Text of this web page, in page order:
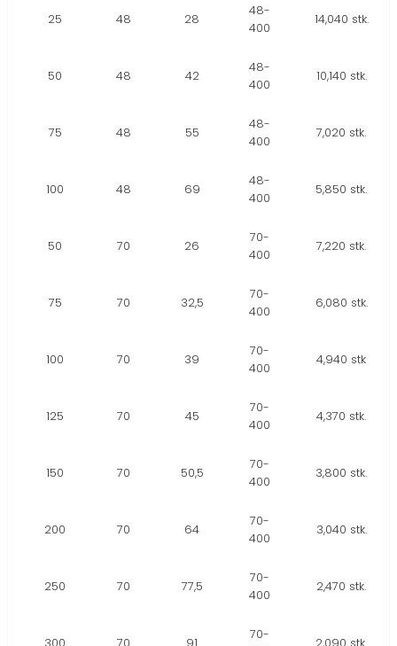
25 48 28
48-
400
14,040 stk.
50 48 42
48-
400
10,140 stk.
75 48 55
48-
400
7,020 stk.
100 48 69
48-
400
5,850 stk.
50 70 26
70-
400
7,220 stk.
75 70 32,5
70-
400
6,080 stk.
100 70 39
70-
400
4,940 stk
125 70 45
70-
400
4,370 stk.
150 70 50,5
70-
400
3,800 stk.
200 70 64
70-
400
3,040 stk.
250 70 77,5
70-
400
2,470 stk.
70-